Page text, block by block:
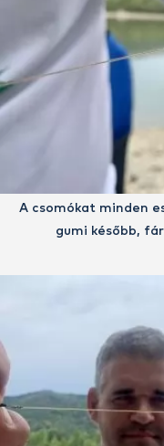
A csomókat minden
gumi később,